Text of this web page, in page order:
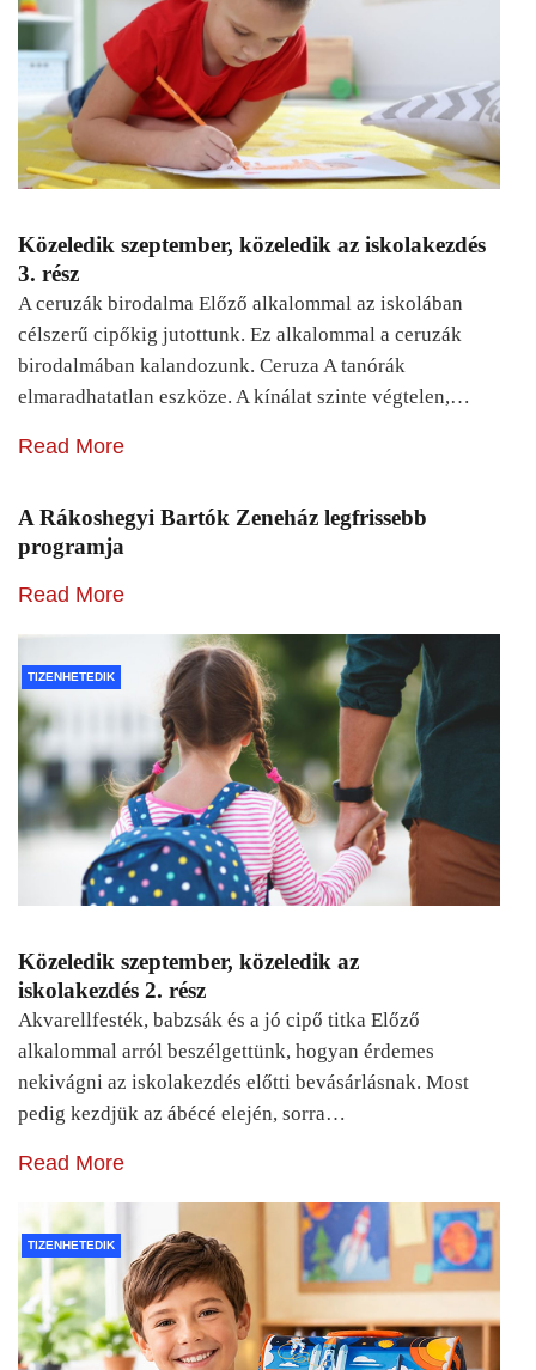
Közeledik szeptember, közeledik az iskolakezdés
3. rész
A ceruzák birodalma Előző alkalommal az iskolában
célszerű cipőkig jutottunk. Ez alkalommal a ceruzák
birodalmában kalandozunk. Ceruza A tanórák
elmaradhatatlan eszköze. A kínálat szinte végtelen,…
Read More
A Rákoshegyi Bartók Zeneház legfrissebb
programja
Read More
TIZENHETEDIK
Közeledik szeptember, közeledik az
iskolakezdés 2. rész
Akvarellfesték, babzsák és a jó cipő titka Előző
alkalommal arról beszélgettünk, hogyan érdemes
nekivágni az iskolakezdés előtti bevásárlásnak. Most
pedig kezdjük az ábécé elején, sorra…
Read More
TIZENHETEDIK